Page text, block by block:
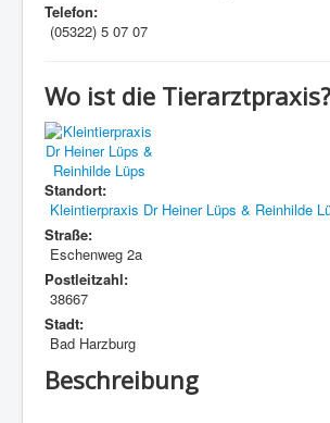
Telefon:
(05322) 5 07 07
Wo ist die Tierarztpraxis?
Standort:
Kleintierpraxis Dr Heiner Lüps & Reinhilde
Straße:
Eschenweg 2a
Postleitzahl:
38667
Stadt:
Bad Harzburg
Beschreibung